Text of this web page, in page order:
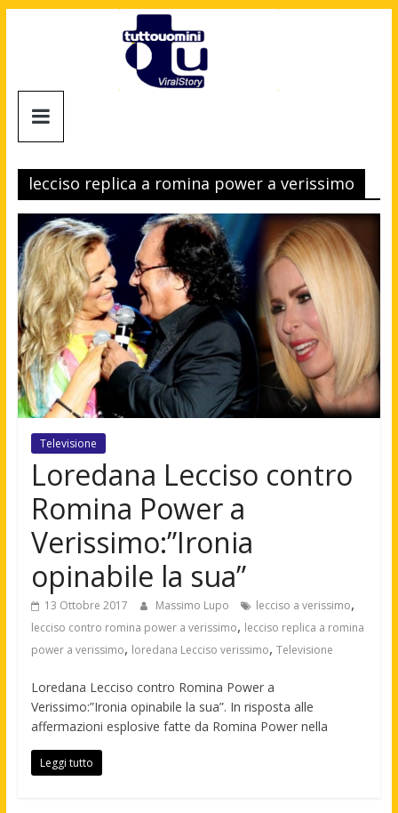
Tuttouomini
Tv,
Cinema,
Motori,
gay
news
e
la
moda
maschile
lecciso replica a romina power a verissimo
Televisione
Loredana Lecciso contro
Romina Power a
Verissimo:”Ironia
opinabile la sua”
13 Ottobre 2017 Massimo Lupo lecciso a verissimo,
lecciso contro romina power a verissimo, lecciso replica a romina
power a verissimo, loredana Lecciso verissimo, Televisione
Loredana Lecciso contro Romina Power a
Verissimo:”Ironia opinabile la sua”. In risposta alle
affermazioni esplosive fatte da Romina Power nella
Leggi tutto